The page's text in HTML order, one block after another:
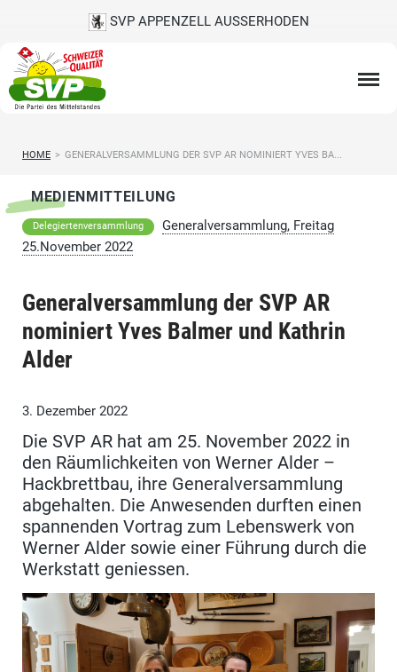
SVP APPENZELL AUSSERHODEN
HOME > GENERALVERSAMMLUNG DER SVP AR NOMINIERT YVES BA...
MEDIENMITTEILUNG
Delegiertenversammlung
Generalversammlung, Freitag
25.November 2022
Generalversammlung der SVP AR
nominiert Yves Balmer und Kathrin
Alder
3. Dezember 2022
Die SVP AR hat am 25. November 2022 in
den Räumlichkeiten von Werner Alder –
Hackbrettbau, ihre Generalversammlung
abgehalten. Die Anwesenden durften einen
spannenden Vortrag zum Lebenswerk von
Werner Alder sowie einer Führung durch die
Werkstatt geniessen.